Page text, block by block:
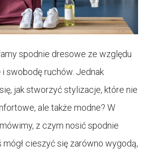
spodnie dresowe ze względu
swobodę ruchów. Jednak
jak stworzyć stylizacje, które nie
ale także modne? W
z czym nosić spodnie
mógł cieszyć się zarówno wygodą,